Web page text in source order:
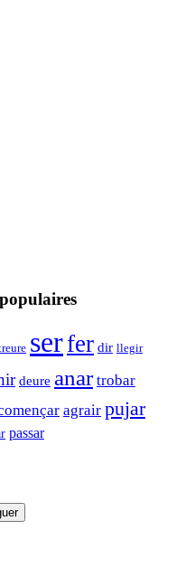
serfer dir llegir
deure anar trobar
agrair pujar
passar